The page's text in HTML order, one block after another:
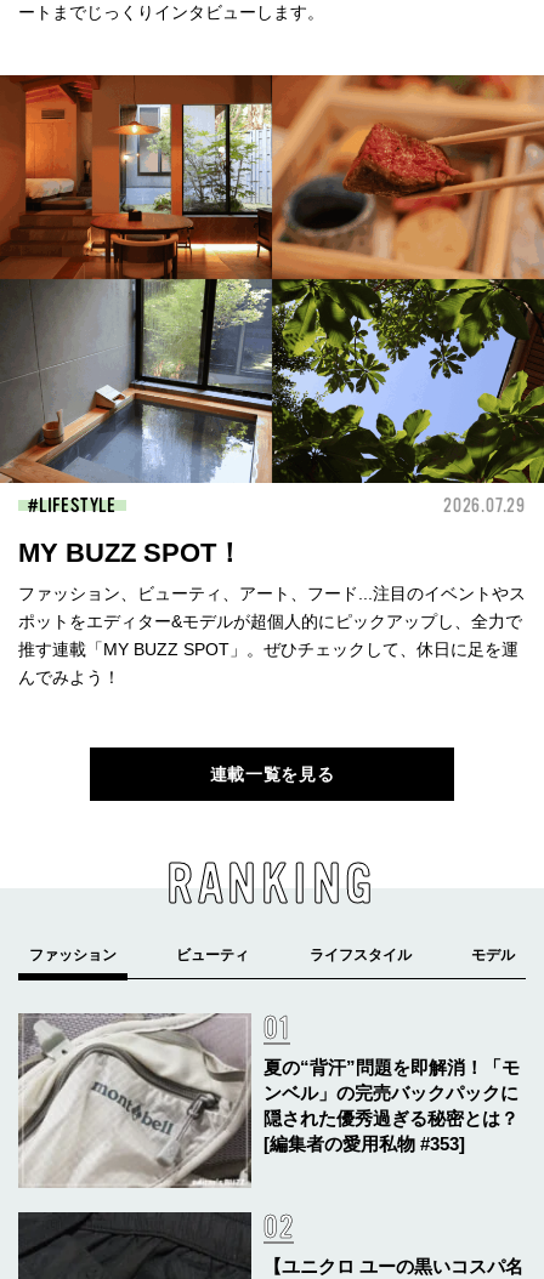
ートまでじっくりインタビューします。
LIFESTYLE 2026.07.29
MY BUZZ SPOT！
ファッション、ビューティ、アート、フード...注目のイベントやス
ポットをエディター&モデルが超個人的にピックアップし、全力で
推す連載「MY BUZZ SPOT」。ぜひチェックして、休日に足を運
んでみよう！
連載一覧を見る
RANKING
夏の“背汗”問題を即解消！「モ
ンベル」の完売バックパックに
隠された優秀過ぎる秘密とは？
[編集者の愛用私物 #353]
【ユニクロ ユーの黒いコスパ名